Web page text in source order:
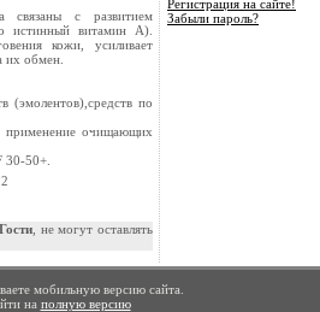
связаны с развитием
истинный витамин А).
кожи, усиливает
их обмен.
(эмолентов),средств по
применение очищающих
30-50+.
Гости, не могут оставлять
Регистрация на сайте!
Забыли пароль?
мобильную версию сайта.
на полную версию